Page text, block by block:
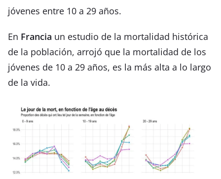
jóvenes entre 10 a 29 años.
En Francia un estudio de la mortalidad histórica
de la población, arrojó que la mortalidad de los
jóvenes de 10 a 29 años, es la más alta a lo largo
de la vida.